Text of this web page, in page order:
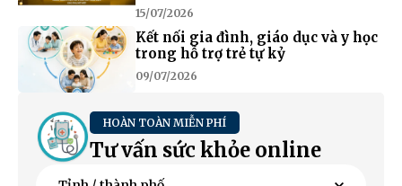
15/07/2026
Kết nối gia đình, giáo dục và y học
trong hỗ trợ trẻ tự kỷ
09/07/2026
HOÀN TOÀN MIỄN PHÍ
Tư vấn sức khỏe online